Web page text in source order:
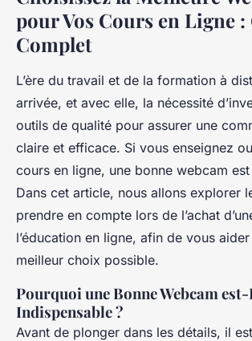
pour Vos Cours en Ligne :
Complet
L’ère du travail et de la formation à
arrivée, et avec elle, la nécessité
outils de qualité pour assurer une
claire et efficace. Si vous enseignez
cours en ligne, une bonne webcam
Dans cet article, nous allons explorer
prendre en compte lors de l’achat
l’éducation en ligne, afin de vous
meilleur choix possible.
Pourquoi une Bonne Webcam
Indispensable ?
Avant de plonger dans les détails, il